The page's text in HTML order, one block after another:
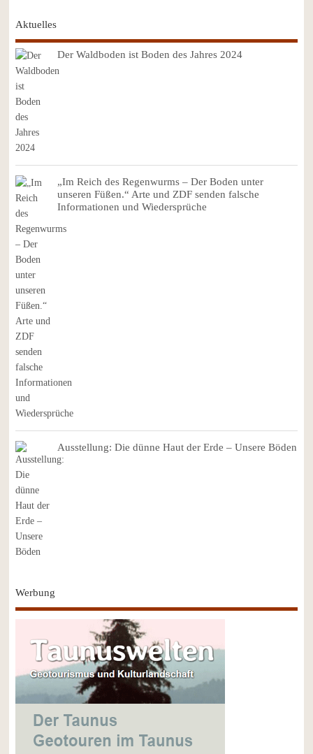
Aktuelles
Der Waldboden ist Boden des Jahres 2024
„Im Reich des Regenwurms – Der Boden unter
unseren Füßen.“ Arte und ZDF senden falsche
Informationen und Wiedersprüche
Ausstellung: Die dünne Haut der Erde – Unsere Böden
Werbung